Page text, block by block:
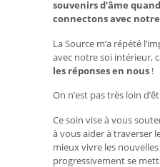
souvenirs d’âme
connectons avec
La Source m’a répété
avec notre soi intérieur,
les réponses en nous !
On n’est pas très loin
Ce soin vise à vous
à vous aider à traverser
mieux vivre les
progressivement se